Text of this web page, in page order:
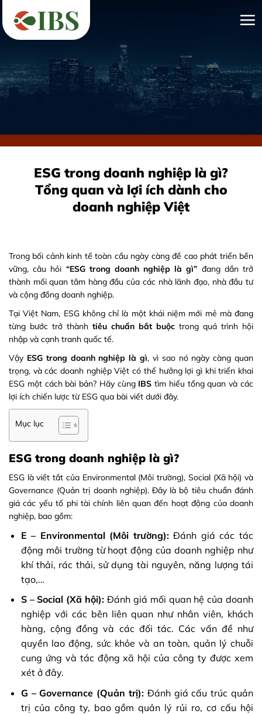
qua
nội
ESG trong doanh nghiệp là gì?
Tổng quan và lợi ích dành cho
doanh nghiệp Việt
Trong bối cảnh kinh tế toàn cầu ngày càng đề cao phát triển bền
vững, câu hỏi “ESG trong doanh nghiệp là gì” đang dần trở
thành mối quan tâm hàng đầu của các nhà lãnh đạo, nhà đầu tư
và cộng đồng doanh nghiệp.
Tại Việt Nam, ESG không chỉ là một khái niệm mới mẻ mà đang
từng bước trở thành tiêu chuẩn bắt buộc trong quá trình hội
nhập và cạnh tranh quốc tế.
Vậy ESG trong doanh nghiệp là gì, vì sao nó ngày càng quan
trọng, và các doanh nghiệp Việt có thể hưởng lợi gì khi triển khai
ESG một cách bài bản? Hãy cùng IBS tìm hiểu tổng quan và các
lợi ích chiến lược từ ESG qua bài viết dưới đây.
Mục lục
ESG trong doanh nghiệp là gì?
ESG là viết tắt của Environmental (Môi trường), Social (Xã hội) và
Governance (Quản trị doanh nghiệp). Đây là bộ tiêu chuẩn đánh
giá các yếu tố phi tài chính liên quan đến hoạt động của doanh
nghiệp, bao gồm:
E – Environmental (Môi trường):Đánh giá các tác
động môi trường từ hoạt động của doanh nghiệp như
khí thải, rác thải, sử dụng tài nguyên, năng lượng tái
tạo,…
S – Social (Xã hội): Đánh giá mối quan hệ của doanh
nghiệp với các bên liên quan như nhân viên, khách
hàng, cộng đồng và các đối tác. Các vấn đề như
quyền lao động, sức khỏe và an toàn, quản lý chuỗi
cung ứng và tác động xã hội của công ty được xem
xét ở đây.
G – Governance (Quản trị): Đánh giá cấu trúc quản
trị của công ty, bao gồm quản lý rủi ro, cơ cấu hội